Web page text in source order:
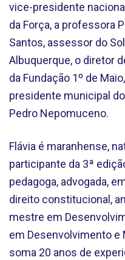
vice-presidente
da Força, a professora
Santos, assessor do
Albuquerque, o diretor
da Fundação 1º de
presidente municipal
Pedro Nepomuceno.
Flávia é maranhense,
participante da 3ª
pedagoga, advogada,
direito constitucional,
mestre em
em Desenvolvimento e
soma 20 anos de